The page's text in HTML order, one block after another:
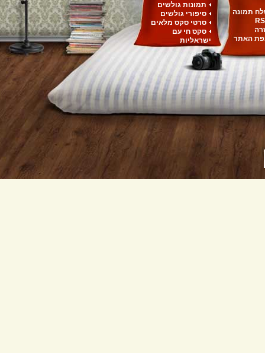
תמונה
האתר
תמונות גולשים
סיפורי גולשים
סרטי סקס מלאים
סקס חי עם
ישראליות